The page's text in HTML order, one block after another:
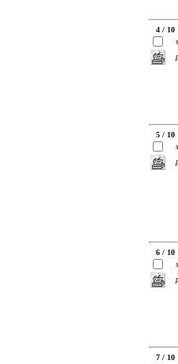
4 / 10
5 / 10
6 / 10
7 / 10